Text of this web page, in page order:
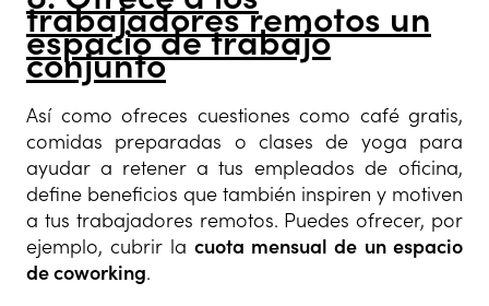
trabajadores remotos un
espacio de trabajo
conjunto
Así como ofreces cuestiones como café gratis,
comidas preparadas o clases de yoga para
ayudar a retener a tus empleados de oficina,
define beneficios que también inspiren y motiven
a tus trabajadores remotos. Puedes ofrecer, por
ejemplo, cubrir la cuota mensual de un espacio
de coworking.